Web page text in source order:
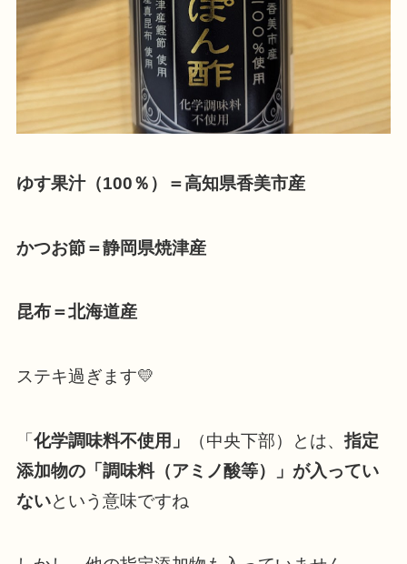
ゆす果汁（100％）＝高知県香美市産
かつお節＝静岡県焼津産
昆布＝北海道産
ステキ過ぎます💛
「化学調味料不使用」 （中央下部）とは、指定
添加物の「調味料（アミノ酸等）」が入ってい
ないという意味ですね